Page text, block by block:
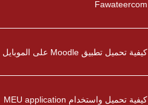
Fawateercom
كيفية تحميل تطبيق Moodle على الموبايل
كيفية تحميل واستخدام MEU application